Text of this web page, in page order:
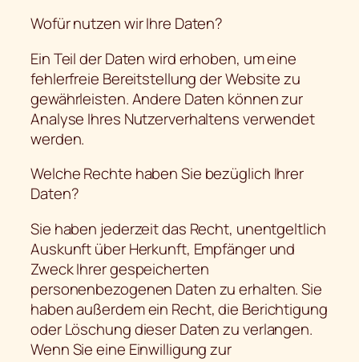
Wofür nutzen wir Ihre Daten?
Ein Teil der Daten wird erhoben, um eine
fehlerfreie Bereitstellung der Website zu
gewährleisten. Andere Daten können zur
Analyse Ihres Nutzerverhaltens verwendet
werden.
Welche Rechte haben Sie bezüglich Ihrer
Daten?
Sie haben jederzeit das Recht, unentgeltlich
Auskunft über Herkunft, Empfänger und
Zweck Ihrer gespeicherten
personenbezogenen Daten zu erhalten. Sie
haben außerdem ein Recht, die Berichtigung
oder Löschung dieser Daten zu verlangen.
Wenn Sie eine Einwilligung zur